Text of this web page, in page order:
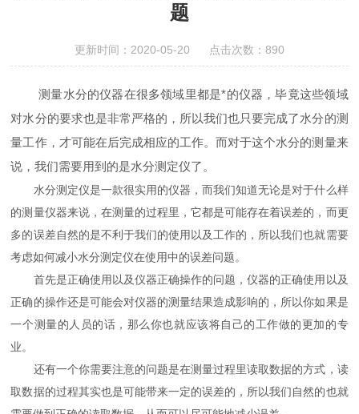
题
更新时间：2020-05-20 点击次数：890
测量水分的仪器在很多领域里都是*的仪器，毕竟这些领域
对水分的要求也是非常严格的，所以我们也只要完成了水分的测
量工作，才可能在后完成相应的工作。而对于这个水分的测量来
说，我们需要用到的是水分测定仪了。
水分测定仪是一款很实用的仪器，而我们知道无论是对于什么样
的测量仪器来说，在测量的过程里，它都是可能存在着误差的，而更
多的误差自然的是不利于我们的使用以及工作的，所以我们也就需要
考虑如何减小水分测定仪在使用中的误差问题。
首先是正确使用以及仪器正确操作的问题，仪器的正确使用以及
正确的操作还是可能会对仪器的测量结果造成影响的，所以你如果是
一个测量的人员的话，那么你也就应该将自己的工作做的更加的专
业。
还有一个你需要注意的问题是在测量过程里读取数据的方式，读
取数据的过程其实也是可能带来一定的误差的，所以我们自然的也就